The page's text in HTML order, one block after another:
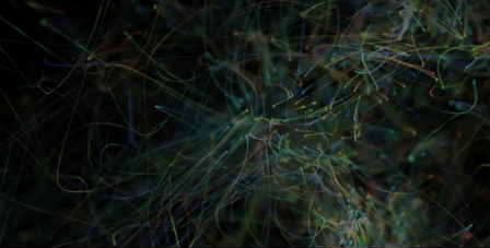
Skip
content